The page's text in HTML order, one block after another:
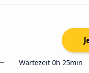
Wartezeit 0h 25min